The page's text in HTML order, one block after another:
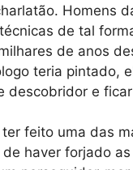
Homens
de tal
de anos
teria pintado,
descobridor e
feito uma das
haver forjado